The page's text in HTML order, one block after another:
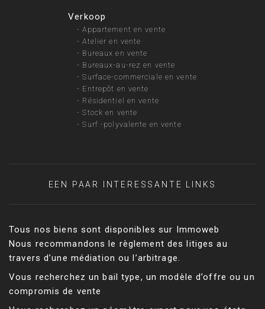
Verkoop
-Appartement en vente
-Atelier en vente
- Bureaux en vente
- Bureaux-au-rez en vente
-Surface-commerciale en vente
- Entrepôt en vente
- Résidentiel en vente
-Stock en vente
-Surf.-polyvalente en vente
EEN PAAR INTERESSANTE LINKS
Tous nos biens sont disponibles sur Immoweb
Nous recommandons le règlement des litiges au
travers d’une médiation ou l’arbitrage.
Vous recherchez un bail type, un modèle d’offre ou un
compromis de vente